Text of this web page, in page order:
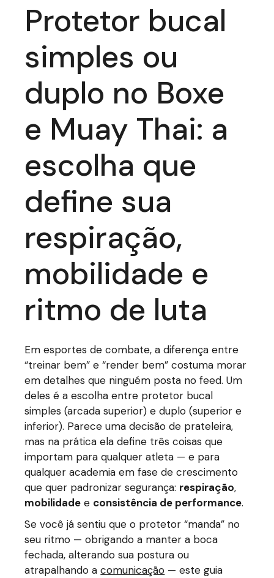
Protetor bucal
simples ou
duplo no Boxe
e Muay Thai: a
escolha que
define sua
respiração,
mobilidade e
ritmo de luta
Em esportes de combate, a diferença entre
“treinar bem” e “render bem” costuma morar
em detalhes que ninguém posta no feed. Um
deles é a escolha entre protetor bucal
simples (arcada superior) e duplo (superior e
inferior). Parece uma decisão de prateleira,
mas na prática ela define três coisas que
importam para qualquer atleta — e para
qualquer academia em fase de crescimento
que quer padronizar segurança: respiração,
mobilidade e consistência de performance.
Se você já sentiu que o protetor “manda” no
seu ritmo — obrigando a manter a boca
fechada, alterando sua postura ou
atrapalhando acomunicação — este guia